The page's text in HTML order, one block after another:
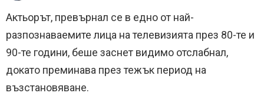
Актьорът, превърнал се в едно от най-
разпознаваемите лица на телевизията през 80-те и
90-те години, беше заснет видимо отслабнал,
докато преминава през тежък период на
възстановяване.